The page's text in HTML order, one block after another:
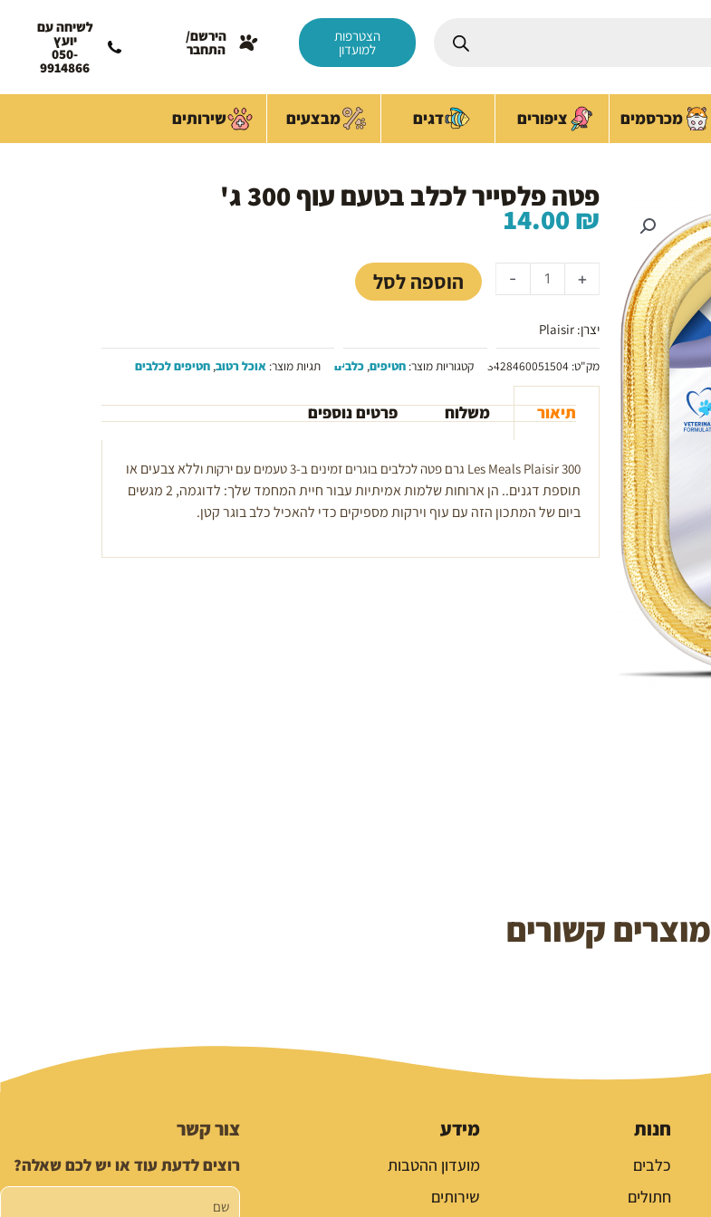
הצטרפות
למועדון
הירשם/
התחבר
לשיחה עם
יועץ
050-
9914866
מכרסמים ציפורים דגים מבצעים שירותים
פטה פלסייר לכלב בטעם עוף 300 ג'
14.00₪
-
של
בטעם
עוף
ג'
+ הוספה לסל
יצרן: Plaisir
מק"ט: 3428460051504 קטגוריות מוצר: חטיפים, כלבים תגיות מוצר: אוכל רטוב, חטיפים לכלבים
תיאור משלוח פרטים נוספים
Les Meals Plaisir 300 גרם פטה לכלבים בוגרים זמינים ב-3 טעמים עם ירקות ו
ללא צבעים או
תוספת דגנים.
. הן ארוחות שלמות אמיתיות עבור חיית המחמד שלך: לדוגמה, 2 מגשים
ביום של המתכון הזה עם עוף וירקות מספיקים כדי להאכיל כלב בוגר קטן.
מוצרים קשורים
חנות
כלבים
חתולים
מידע
מועדון ההטבות
שירותים
צור קשר
רוצים לדעת עוד או יש לכם שאלה?
שם